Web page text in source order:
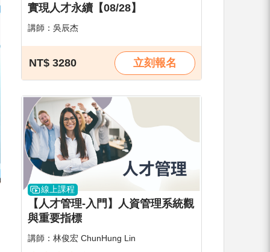
實現人才永續【08/28】
講師：吳辰杰
NT$ 3280 立刻報名
線上課程
【人才管理-入門】人資管理系統觀
與重要指標
講師：林俊宏 ChunHung Lin